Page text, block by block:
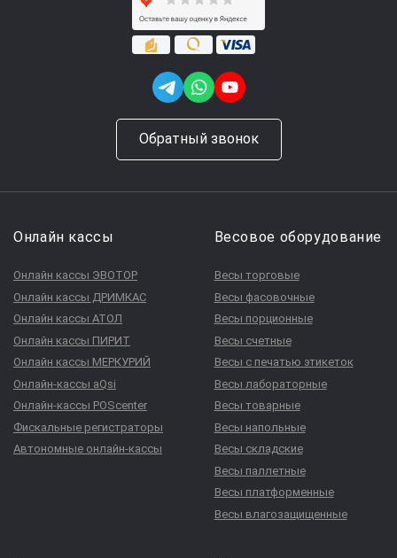
Обратный звонок
Онлайн кассы
Онлайн кассы ЭВОТОР
Онлайн кассы ДРИМКАС
Онлайн кассы АТОЛ
Онлайн кассы ПИРИТ
Онлайн кассы МЕРКУРИЙ
Онлайн-кассы aQsi
Онлайн-кассы POScenter
Фискальные регистраторы
Автономные онлайн-кассы
Весовое оборудование
Весы торговые
Весы фасовочные
Весы порционные
Весы счетные
Весы с печатью этикеток
Весы лабораторные
Весы товарные
Весы напольные
Весы складские
Весы паллетные
Весы платформенные
Весы влагозащищенные